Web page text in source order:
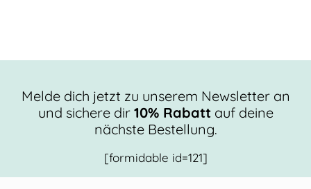
Melde dich jetzt zu unserem Newsletter an
und sichere dir 10% Rabattauf deine
nächste Bestellung.
[formidable id=121]